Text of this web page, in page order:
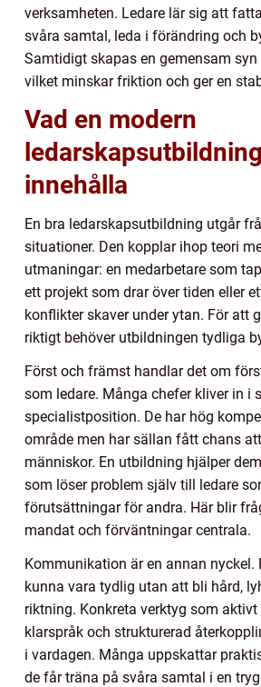
verksamheten. Ledare lär sig att
svåra samtal, leda i förändring och
Samtidigt skapas en gemensam syn
vilket minskar friktion och ger en
Vad en modern
innehålla
En bra ledarskapsutbildning utgår
situationer. Den kopplar ihop teori
utmaningar: en medarbetare som
ett projekt som drar över tiden eller
konflikter skaver under ytan. För att
riktigt behöver utbildningen tydliga
Först och främst handlar det om
som ledare. Många chefer kliver in i
specialistposition. De har hög
område men har sällan fått chans
människor. En utbildning hjälper
som löser problem själv till ledare
förutsättningar för andra. Här blir
mandat och förväntningar centrala.
Kommunikation är en annan nyckel.
kunna vara tydlig utan att bli hård,
riktning. Konkreta verktyg som aktivt
klarspråk och strukturerad
i vardagen. Många uppskattar
de får träna på svåra samtal i en